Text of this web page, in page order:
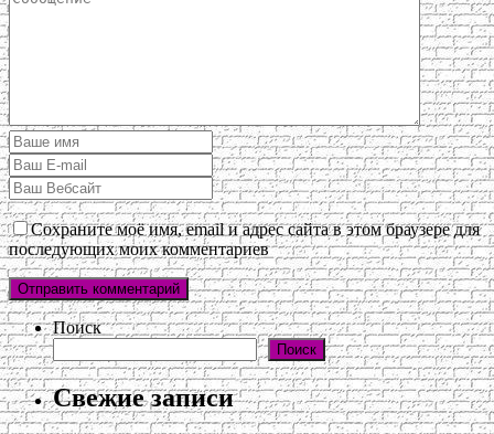
Сохраните моё имя, email и адрес сайта в этом браузере для
последующих моих комментариев
Поиск
Поиск
Свежие записи